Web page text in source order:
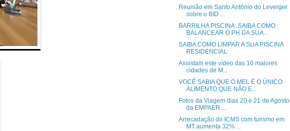
Reunião em Santo Antônio do Leverger
sobre o BID ...
BARRILHA PISCINA: SAIBA COMO
BALANCEAR O PH DA SUA...
SAIBA COMO LIMPAR A SUA PISCINA
RESIDENCIAL
Assistam este vídeo das 10 maiores
cidades de M...
VOCÊ SABIA QUE O MEL É O ÚNICO
ALIMENTO QUE NÃO E...
Fotos da Viagem dias 20 e 21 de Agosto
da EMPAER ...
Arrecadação do ICMS com turismo em
MT aumenta 32% ...